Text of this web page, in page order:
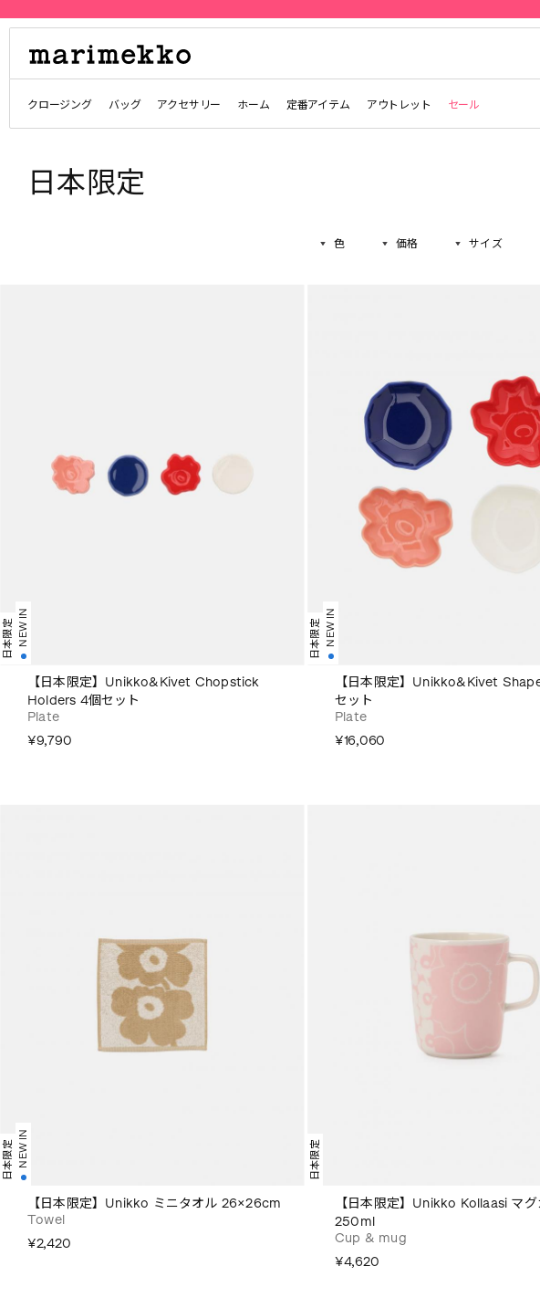
クロージング バッグ アクセサリー ホーム 定番アイテム アウトレット セール
日本限定
色 価格 サイズ
日本限定NEW IN
【日本限定】Unikko&Kivet Chopstick
Holders 4個セット
Plate
¥9,790
日本限定NEW IN
【日本限定】Unikko&Kivet
セット
Plate
¥16,060
日本限定NEW IN
【日本限定】Unikko ミニタオル 26×26cm
Towel
¥2,420
日本限定
【日本限定】Unikko Kollaasi マ
250ml
Cup & mug
¥4,620